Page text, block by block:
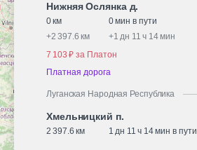
Нижняя Ослянка д.
0 км
0 мин в пути
+2 397.6 км +1 дн 11 ч 14 мин
7 103 ₽ за Платон
Платная дорога
Луганская Народная Республика
Хмельницкий п.
2 397.6 км 1 дн 11 ч 14 мин в пути